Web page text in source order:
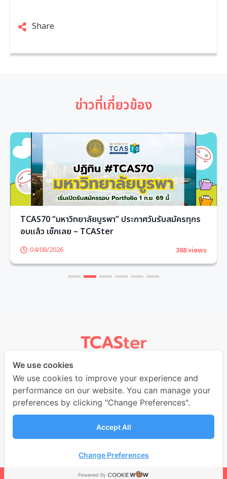
Share
ข่าวที่เกี่ยวข้อง
TCAS70 “มหาวิทยาลัยบูรพา” ประกาศวันรับสมัครทุกร
อบแล้ว เช็กเลย – TCASter
04/08/2026 388 views
3 4 5 6
เพื่อนคู่หูช่วยตะลุยระบบ TCAS ทีแคสเตอร์ – แอปพลิเคชั่นที่ช่วยรวม
ข้อมูล ในการสอบเข้ามหาวิทยาลัยผ่านระบบ TCAS ไว้ในที่เดียว
Stay Connected!
We use cookies
We use cookies to improve your experience and
performance on our website. You can manage your
preferences by clicking "Change Preferences".
Accept All
Change Preferences